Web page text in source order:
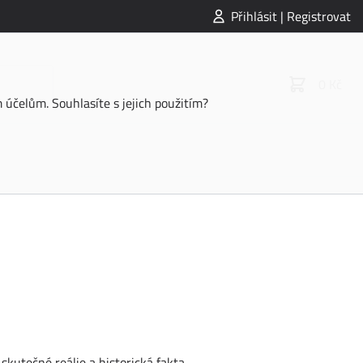
Přihlásit | Registrovat
Souhlasíte s jejich použitím?